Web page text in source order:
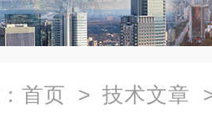
首页 > 技术文章